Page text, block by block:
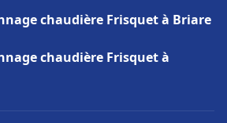
chaudière Frisquet à Briare
chaudière Frisquet à